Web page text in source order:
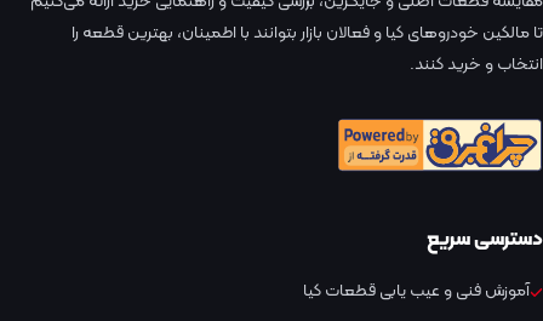
تا مالکین خودروهای کیا و فعالان بازار بتوانند با اطمینان، بهترین قطعه را
انتخاب و خرید کنند.
دسترسی سریع
آموزش فنی و عیب یابی قطعات کیا